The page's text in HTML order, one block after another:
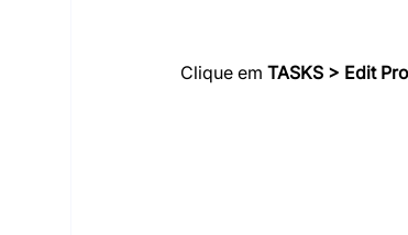
Clique em TASKS > Edit